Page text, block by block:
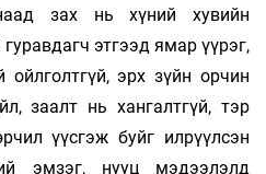
зах нь хүний хувийн
этгээд ямар үүрэг,
ойлголтгүй, эрх зүйн орчин
заалт нь хангалтгүй, тэр
үүсгэж буйг илрүүлсэн
эмзэг, нууц мэдээлэлд